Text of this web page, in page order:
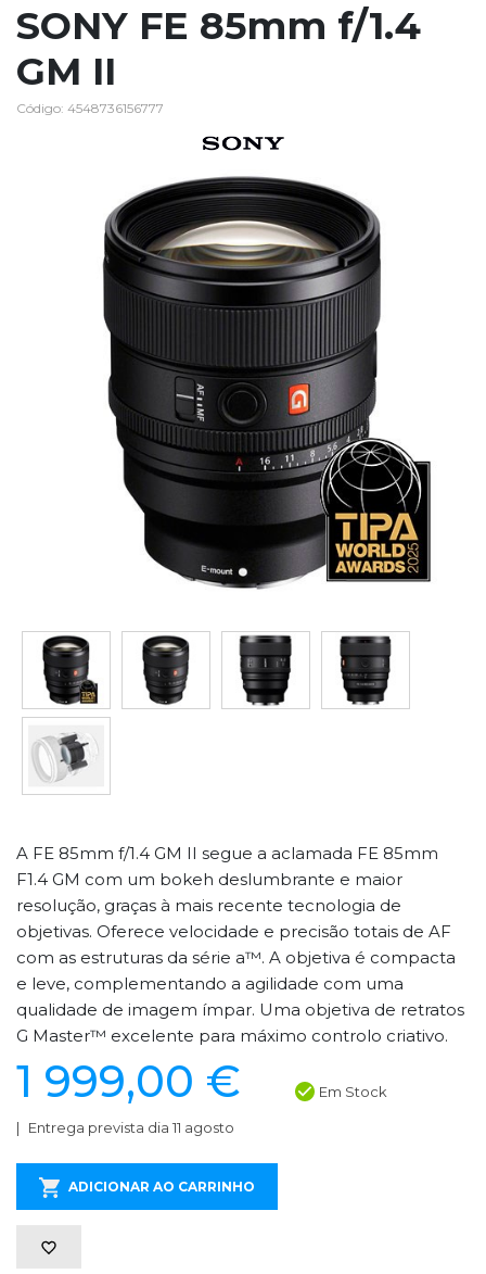
SONY FE 85mm f/1.4
GM II
Código: 4548736156777
A FE 85mm f/1.4 GM II segue a aclamada FE 85mm
F1.4 GM com um bokeh deslumbrante e maior
resolução, graças à mais recente tecnologia de
objetivas. Oferece velocidade e precisão totais de AF
com as estruturas da série a™. A objetiva é compacta
e leve, complementando a agilidade com uma
qualidade de imagem ímpar. Uma objetiva de retratos
G Master™ excelente para máximo controlo criativo.
1 999,00 € Em Stock
Entrega prevista dia 11 agosto
ADICIONAR AO CARRINHO